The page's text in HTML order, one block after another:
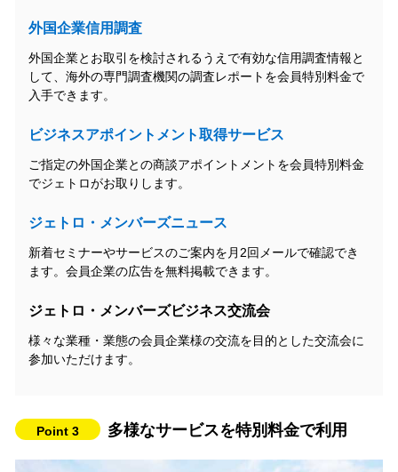
外国企業信用調査
外国企業とお取引を検討されるうえで有効な信用調査情報と
して、海外の専門調査機関の調査レポートを会員特別料金で
入手できます。
ビジネスアポイントメント取得サービス
ご指定の外国企業との商談アポイントメントを会員特別料金
でジェトロがお取りします。
ジェトロ・メンバーズニュース
新着セミナーやサービスのご案内を月2回メールで確認でき
ます。会員企業の広告を無料掲載できます。
ジェトロ・メンバーズビジネス交流会
様々な業種・業態の会員企業様の交流を目的とした交流会に
参加いただけます。
Point 3 多様なサービスを特別料金で利用